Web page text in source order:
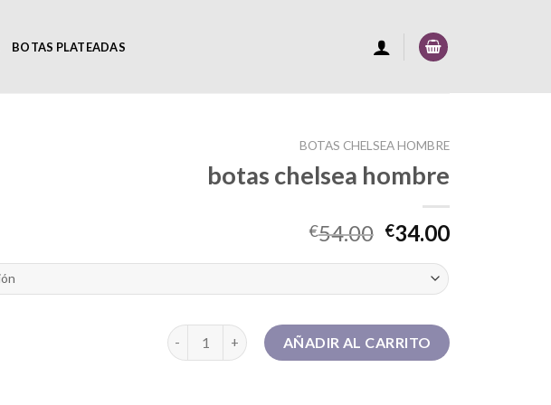
BOTAS PLATEADAS
BOTAS CHELSEA HOMBRE
botas chelsea hombre
€54.00 €34.00
botas chelsea hombre cantidadAÑADIR AL CARRITO